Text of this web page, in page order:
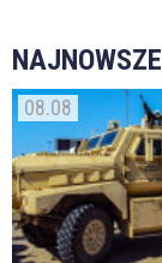
NAJNOWSZE
08.08